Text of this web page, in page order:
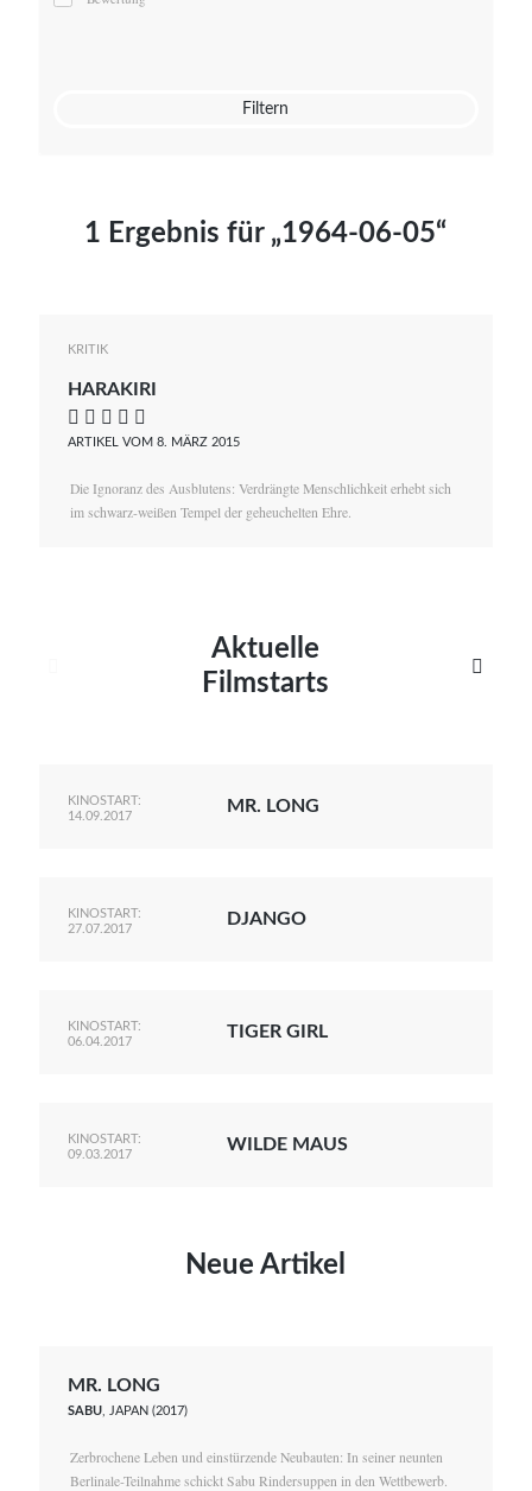
Mato von Vogelstein
Filtern
1 Ergebnis für „1964-06-05“
KRITIK
HARAKIRI
    
ARTIKEL VOM 8. MÄRZ 2015
Die Ignoranz des Ausblutens: Verdrängte Menschlichkeit erhebt sich
im schwarz-weißen Tempel der geheuchelten Ehre.
Aktuelle
Filmstarts

KINOSTART:
14.09.2017
MR. LONG
KINOSTART:
27.07.2017
DJANGO
KINOSTART:
06.04.2017
TIGER GIRL
KINOSTART:
09.03.2017
WILDE MAUS
Neue Artikel
MR. LONG
SABU, JAPAN (2017)
Zerbrochene Leben und einstürzende Neubauten: In seiner neunten
Berlinale-Teilnahme schickt Sabu Rindersuppen in den Wettbewerb.